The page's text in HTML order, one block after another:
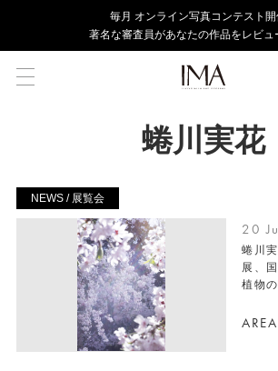
毎⽉ オンライン写真コンテスト開
著名な審査員があなたの作品をレビュ
蜷川実花
NEWS / 展覧会
20
蜷川
展、
植物